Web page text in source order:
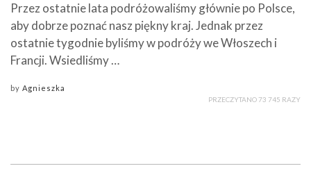
Przez ostatnie lata podróżowaliśmy głównie po Polsce,
aby dobrze poznać nasz piękny kraj. Jednak przez
ostatnie tygodnie byliśmy w podróży we Włoszech i
Francji. Wsiedliśmy …
by Agnieszka
PRZECZYTANO 73 745 RAZY